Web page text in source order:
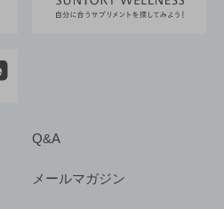
Q&A
メールマガジン